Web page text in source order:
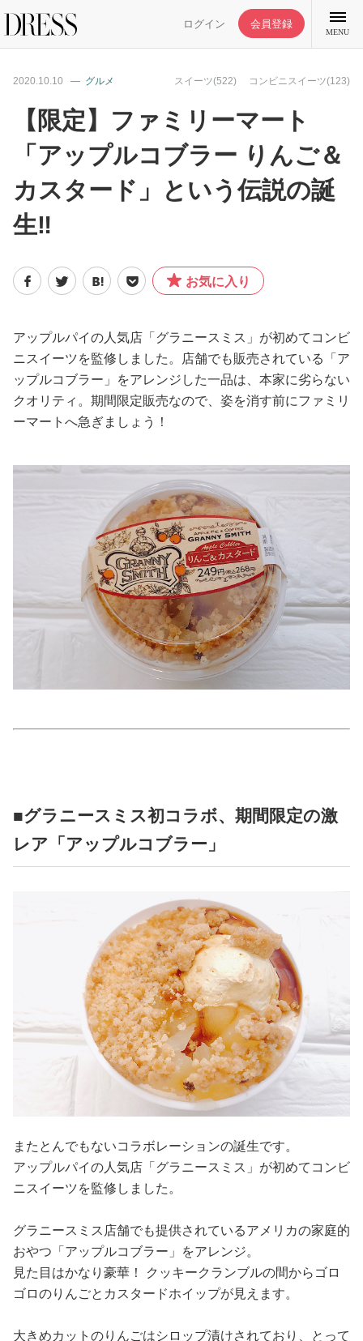
ログイン 会員登録
MENU
特集記事
DRESS部活
ファッション
恋愛/結婚/離婚
美容/健康
妊娠/出産/家族
ココロ/カラダ
グルメ
トラベル
カルチャー/エンタメ
占い
ゲーム
2020.10.10 グルメ スイーツ(522) コンビニスイーツ(123)
【限定】ファミリーマート
「アップルコブラー りんご＆
カスタード」という伝説の誕
生‼
お気に入り
アップルパイの人気店「グラニースミス」が初めてコンビ
ニスイーツを監修しました。店舗でも販売されている「ア
ップルコブラー」をアレンジした一品は、本家に劣らない
クオリティ。期間限定販売なので、姿を消す前にファミリ
ーマートへ急ぎましょう！
■グラニースミス初コラボ、期間限定の激
レア「アップルコブラー」
またとんでもないコラボレーションの誕生です。
アップルパイの人気店「グラニースミス」が初めてコンビ
ニスイーツを監修しました。
グラニースミス店舗でも提供されているアメリカの家庭的
おやつ「アップルコブラー」をアレンジ。
見た目はかなり豪華！ クッキークランブルの間からゴロ
ゴロのりんごとカスタードホイップが見えます。
大きめカットのりんごはシロップ漬けされており、とって